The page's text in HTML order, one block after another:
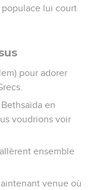
populace lui court
pour adorer
en
voudrions voir
ensemble
venue où